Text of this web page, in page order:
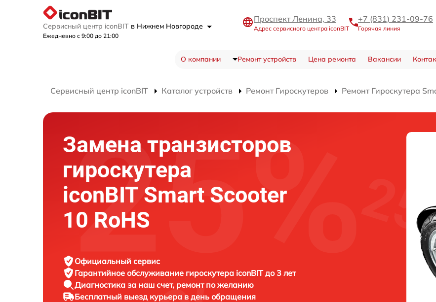
Сервисный центр iconBIT в Нижнем Новгороде
Ежедневно с 9:00 до 21:00
Проспект Ленина, 33
Адрес сервисного центра iconBIT
+7 (831) 231-09-76
Горячая линия
О компании Ремонт устройств Цена ремонта Вакансии
Сервисный центр iconBIT Каталог устройств Ремонт Гироскутеров Ремонт Гироскутера
Замена транзисторов
гироскутера
iconBIT Smart Scooter
10 RoHS
Официальный сервис
Гарантийное обслуживание гироскутера iconBIT до 3 лет
Диагностика за наш счет, ремонт по желанию
Бесплатный выезд курьера в день обращения